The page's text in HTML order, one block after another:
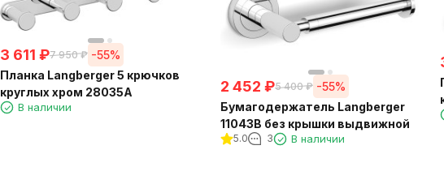
3 611 ₽7 950 ₽ -55%
Планка Langberger 5 крючков
круглых хром 28035A
В наличии
2 452 ₽5 400 ₽ -55%
Бумагодержатель Langberger
11043B без крышки выдвижной
5.0 3 В наличии